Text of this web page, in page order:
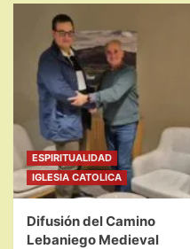
ESPIRITUALIDAD
IGLESIA CATOLICA
Difusión del Camino
Lebaniego Medieval